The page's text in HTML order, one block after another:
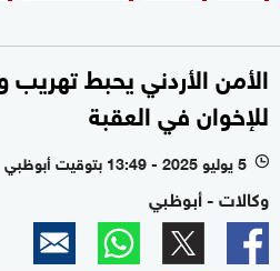
الأمن الأردني يحبط تهريب
للإخوان في العقبة
l 5 يوليو 2025 - 13:49 بتوقيت أبوظبي
وكالات - أبوظبي